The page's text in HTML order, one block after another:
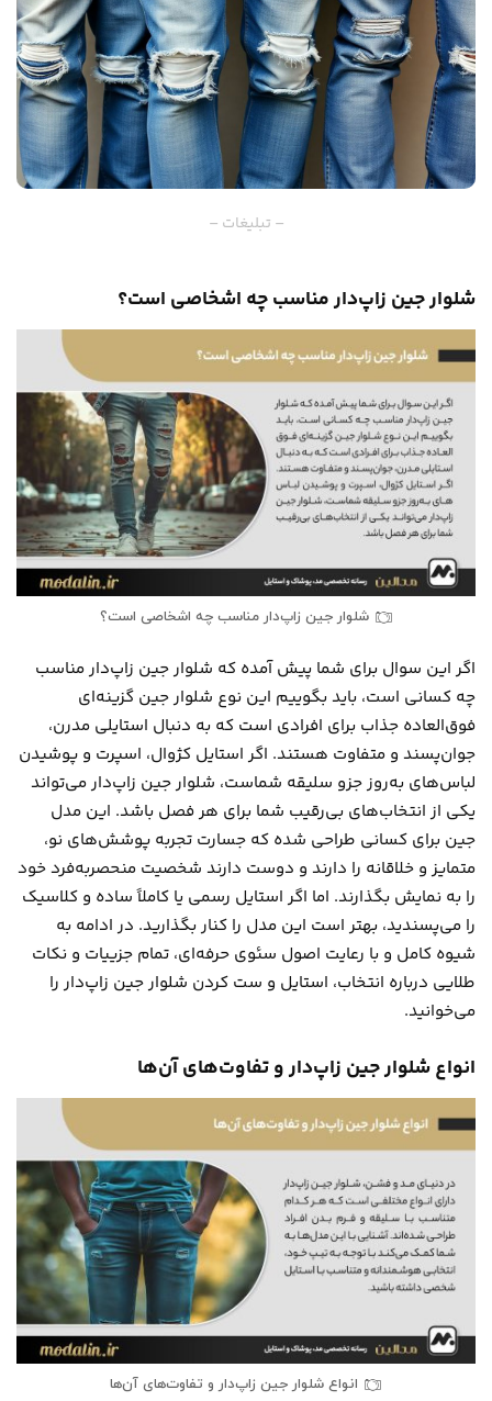
– تبلیغات –
شلوار جین زاپ‌دار مناسب چه اشخاصی است؟
شلوار جین زاپ‌دار مناسب چه اشخاصی است؟
اگر این سوال برای شما پیش آمده که شلوار جین زاپ‌دار مناسب
چه کسانی است، باید بگوییم این نوع شلوار جین گزینه‌ای
فوق‌العاده جذاب برای افرادی است که به دنبال استایلی مدرن،
جوان‌پسند و متفاوت هستند. اگر استایل کژوال، اسپرت و پوشیدن
لباس‌های به‌روز جزو سلیقه شماست، شلوار جین زاپ‌دار می‌تواند
یکی از انتخاب‌های بی‌رقیب شما برای هر فصل باشد. این مدل
جین برای کسانی طراحی شده که جسارت تجربه پوشش‌های نو،
متمایز و خلاقانه را دارند و دوست دارند شخصیت منحصربه‌فرد خود
را به نمایش بگذارند. اما اگر استایل رسمی یا کاملاً ساده و کلاسیک
را می‌پسندید، بهتر است این مدل را کنار بگذارید. در ادامه به
شیوه کامل و با رعایت اصول سئوی حرفه‌ای، تمام جزییات و نکات
طلایی درباره انتخاب، استایل و ست کردن شلوار جین زاپ‌دار را
می‌خوانید.
انواع شلوار جین زاپ‌دار و تفاوت‌های آن‌ها
انواع شلوار جین زاپ‌دار و تفاوت‌های آن‌ها